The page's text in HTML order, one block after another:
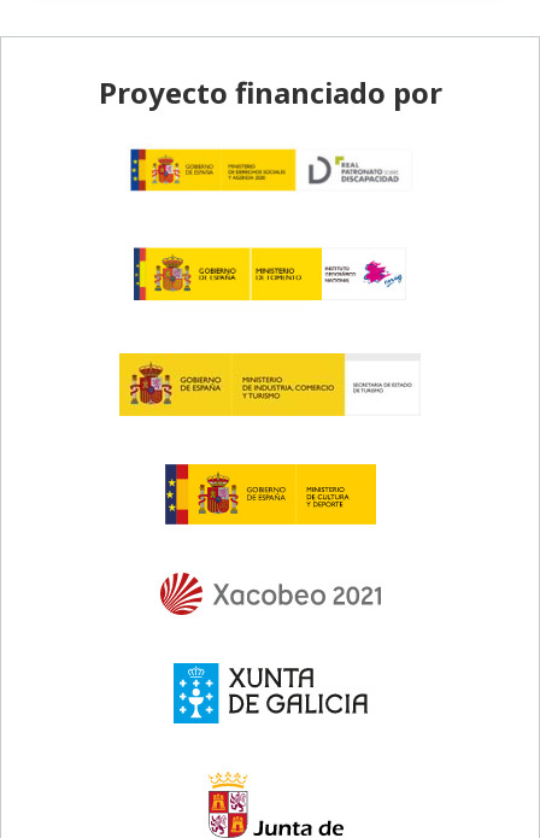
Proyecto financiado por